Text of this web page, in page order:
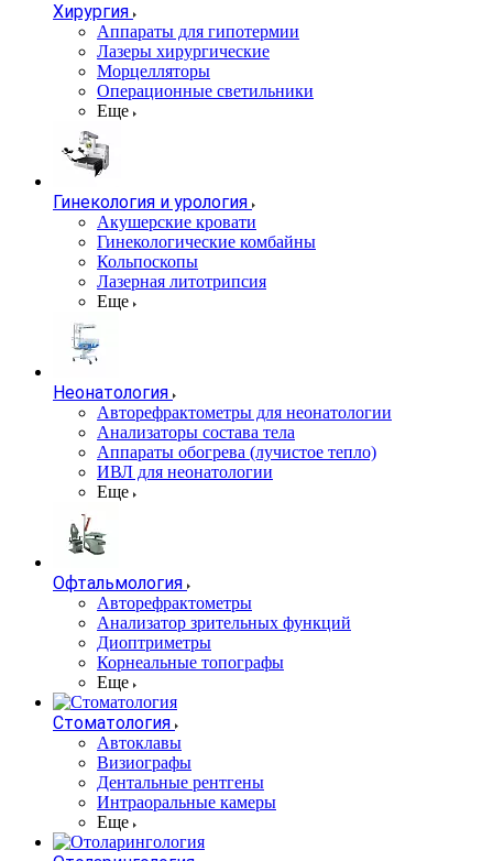
Хирургия
Аппараты для гипотермии
Лазеры хирургические
Морцелляторы
Операционные светильники
Еще
Гинекология и урология
Акушерские кровати
Гинекологические комбайны
Кольпоскопы
Лазерная литотрипсия
Еще
Неонатология
Авторефрактометры для неонатологии
Анализаторы состава тела
Аппараты обогрева (лучистое тепло)
ИВЛ для неонатологии
Еще
Офтальмология
Авторефрактометры
Анализатор зрительных функций
Диоптриметры
Корнеальные топографы
Еще
Стоматология
Автоклавы
Визиографы
Дентальные рентгены
Интраоральные камеры
Еще